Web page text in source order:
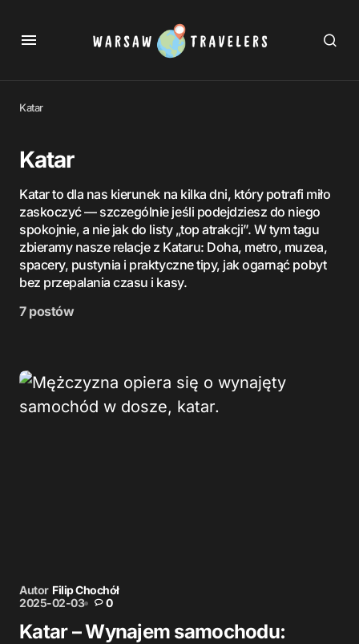
Katar
Katar
Katar to dla nas kierunek na kilka dni, który potrafi miło
zaskoczyć — szczególnie jeśli podejdziesz do niego
spokojnie, a nie jak do listy „top atrakcji”. W tym tagu
zbieramy nasze relacje z Kataru: Doha, metro, muzea,
spacery, pustynia i praktyczne tipy, jak ogarnąć pobyt
bez przepalania czasu i kasy.
7 postów
Autor Filip Chochół
2025-02-03
0
Katar – Wynajem samochodu: